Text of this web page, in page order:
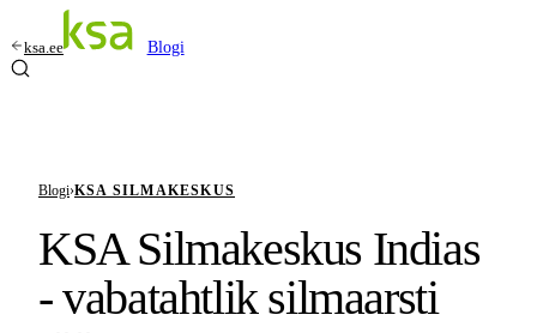
ksa.ee Blogi
Blogi›KSA SILMAKESKUS
KSA Silmakeskus Indias
- vabatahtlik silmaarsti